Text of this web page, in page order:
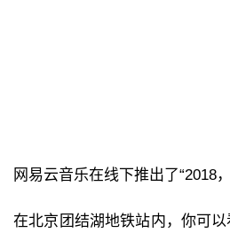
网易云音乐在线下推出了“2018
在北京团结湖地铁站内，你可